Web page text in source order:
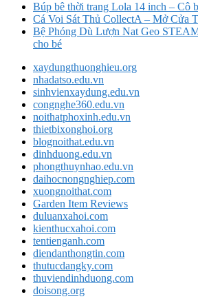
Búp bê thời trang Lola 14 inch – Cô
Cá Voi Sát Thủ CollectA – Mở Cửa
Bệ Phóng Dù Lượn Nat Geo
cho bé
xaydungthuonghieu.org
nhadatso.edu.vn
sinhvienxaydung.edu.vn
congnghe360.edu.vn
noithatphoxinh.edu.vn
thietbixonghoi.org
blognoithat.edu.vn
dinhduong.edu.vn
phongthuynhao.edu.vn
daihocnongnghiep.com
xuongnoithat.com
Garden Item Reviews
duluanxahoi.com
kienthucxahoi.com
tentienganh.com
diendanthongtin.com
thutucdangky.com
thuviendinhduong.com
doisong.org